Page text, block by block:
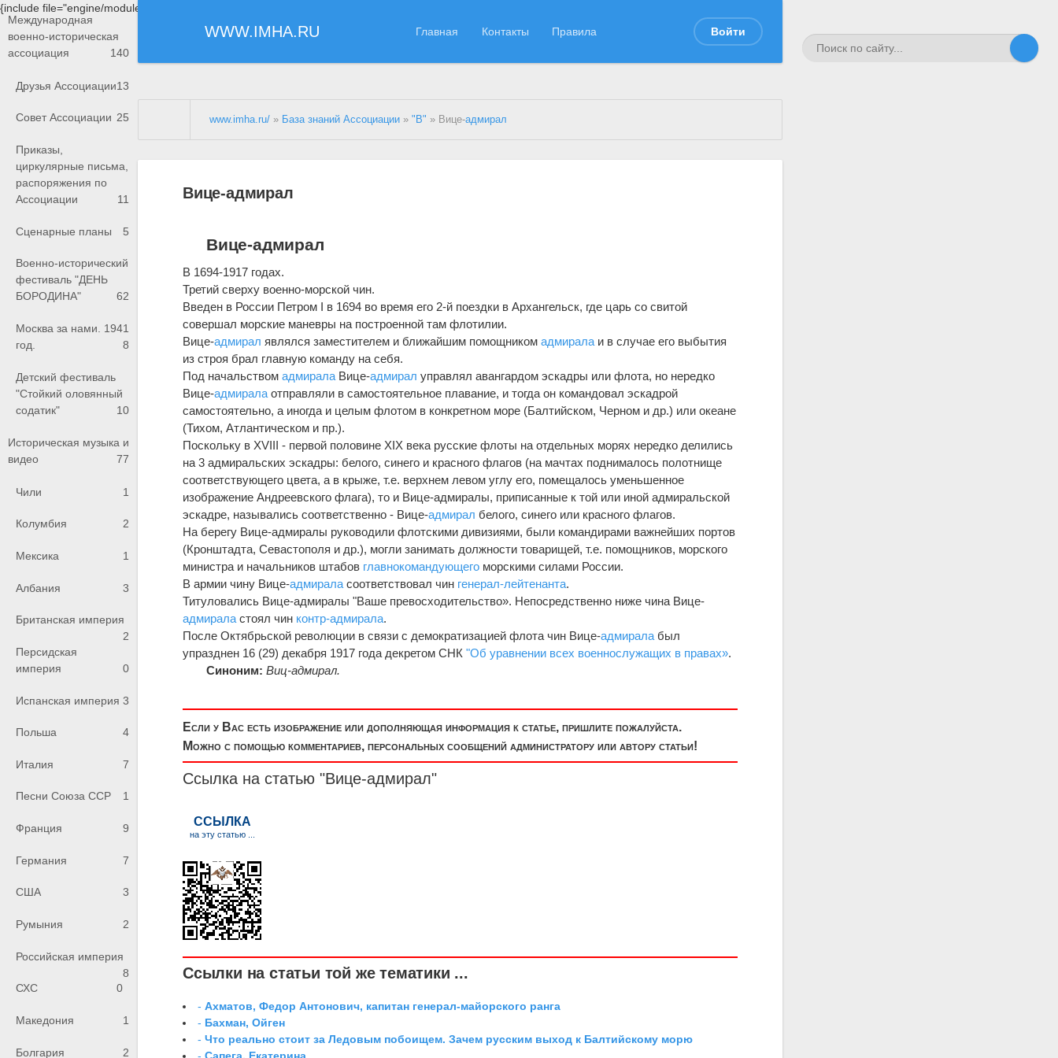
{include file="engine/modules/saperu/head.php"}
WWW.IMHA.RU Главная Контакты Правила Войти
Международная
военно-историческая
ассоциация
140
Друзья Ассоциации13
Совет Ассоциации 25
Приказы,
циркулярные письма,
распоряжения по
Ассоциации
11
Сценарные планы 5
Военно-исторический
фестиваль "ДЕНЬ
БОРОДИНА"
62
Москва за нами. 1941
год.
8
Детский фестиваль
"Стойкий оловянный
содатик"
10
Историческая музыка и
видео
77
Чили 1
Колумбия 2
Мексика 1
Албания 3
Британская империя
2
Персидская
империя
0
Испанская империя 3
Польша 4
Италия 7
Песни Союза ССР 1
Франция 9
Германия 7
США 3
Румыния 2
Российская империя
8
СХС
0
Македония 1
Болгария 2
www.imha.ru/ » База знаний Ассоциации »"В" » Вице-адмирал
Вице-адмирал
Вице-адмирал
В 1694-1917 годах.
Третий сверху военно-морской чин.
Введен в России Петром I в 1694 во время его 2-й поездки в Архангельск, где царь со свитой
совершал морские маневры на построенной там флотилии.
Вице-адмирал являлся заместителем и ближайшим помощникомадмирала и в случае его выбытия
из строя брал главную команду на себя.
Под начальствомадмирала Вице-адмирал управлял авангардом эскадры или флота, но нередко
Вице-адмирала отправляли в самостоятельное плавание, и тогда он командовал эскадрой
самостоятельно, а иногда и целым флотом в конкретном море (Балтийском, Черном и др.) или океане
(Тихом, Атлантическом и пр.).
Поскольку в XVIII - первой половине XIX века русские флоты на отдельных морях нередко делились
на 3 адмиральских эскадры: белого, синего и красного флагов (на мачтах поднималось полотнище
соответствующего цвета, а в крыже, т.е. верхнем левом углу его, помещалось уменьшенное
изображение Андреевского флага), то и Вице-адмиралы, приписанные к той или иной адмиральской
эскадре, назывались соответственно - Вице-адмирал белого, синего или красного флагов.
На берегу Вице-адмиралы руководили флотскими дивизиями, были командирами важнейших портов
(Кронштадта, Севастополя и др.), могли занимать должности товарищей, т.е. помощников, морского
министра и начальников штабов главнокомандующего морскими силами России.
В армии чину Вице-адмирала соответствовал чин генерал-лейтенанта.
Титуловались Вице-адмиралы "Ваше превосходительство». Непосредственно ниже чина Вице-
адмирала стоял чин контр-адмирала.
После Октябрьской революции в связи с демократизацией флота чин Вице-адмирала был
упразднен 16 (29) декабря 1917 года декретом СНК"Об уравнении всех военнослужащих в правах».
Синоним:Виц-адмирал.
Если у Вас есть изображение или дополняющая информация к статье, пришлите пожалуйста.
Можно с помощью комментариев, персональных сообщений администратору или автору статьи!
Ссылка на статью "Вице-адмирал"
Ссылки на статьи той же тематики ...
-Ахматов, Федор Антонович, капитан генерал-майорского ранга
- Бахман, Ойген
-Что реально стоит за Ледовым побоищем. Зачем русским выход к Балтийскому морю